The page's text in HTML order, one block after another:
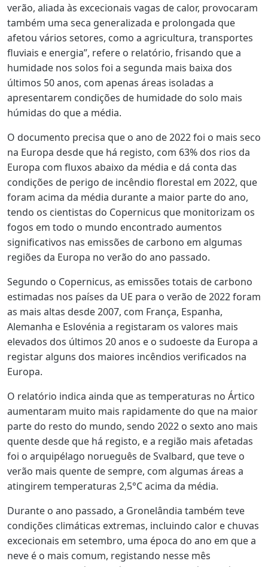
verão, aliada às excecionais vagas de calor, provocaram
também uma seca generalizada e prolongada que
afetou vários setores, como a agricultura, transportes
fluviais e energia”, refere o relatório, frisando que a
humidade nos solos foi a segunda mais baixa dos
últimos 50 anos, com apenas áreas isoladas a
apresentarem condições de humidade do solo mais
húmidas do que a média.
O documento precisa que o ano de 2022 foi o mais seco
na Europa desde que há registo, com 63% dos rios da
Europa com fluxos abaixo da média e dá conta das
condições de perigo de incêndio florestal em 2022, que
foram acima da média durante a maior parte do ano,
tendo os cientistas do Copernicus que monitorizam os
fogos em todo o mundo encontrado aumentos
significativos nas emissões de carbono em algumas
regiões da Europa no verão do ano passado.
Segundo o Copernicus, as emissões totais de carbono
estimadas nos países da UE para o verão de 2022 foram
as mais altas desde 2007, com França, Espanha,
Alemanha e Eslovénia a registaram os valores mais
elevados dos últimos 20 anos e o sudoeste da Europa a
registar alguns dos maiores incêndios verificados na
Europa.
O relatório indica ainda que as temperaturas no Ártico
aumentaram muito mais rapidamente do que na maior
parte do resto do mundo, sendo 2022 o sexto ano mais
quente desde que há registo, e a região mais afetadas
foi o arquipélago norueguês de Svalbard, que teve o
verão mais quente de sempre, com algumas áreas a
atingirem temperaturas 2,5°C acima da média.
Durante o ano passado, a Gronelândia também teve
condições climáticas extremas, incluindo calor e chuvas
excecionais em setembro, uma época do ano em que a
neve é o mais comum, registando nesse mês